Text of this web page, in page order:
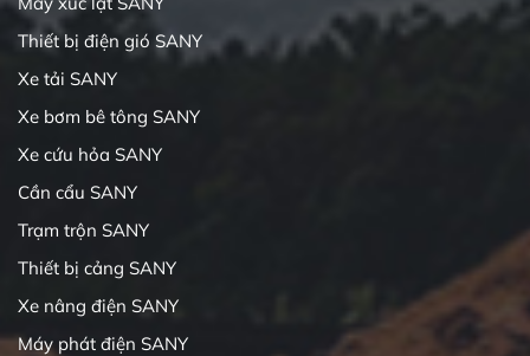
Thiết bị điện gió SANY
Xe tải SANY
Xe bơm bê tông SANY
Xe cứu hỏa SANY
Cần cẩu SANY
Trạm trộn SANY
Thiết bị cảng SANY
Xe nâng điện SANY
Máy phát điện SANY